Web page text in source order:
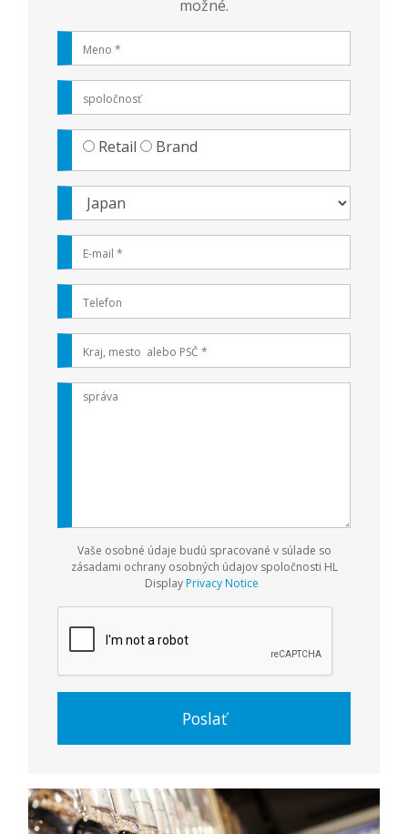
možné.
Retail Brand
Vaše osobné údaje budú spracované v súlade so
zásadami ochrany osobných údajov spoločnosti HL
DisplayPrivacy Notice
Poslať